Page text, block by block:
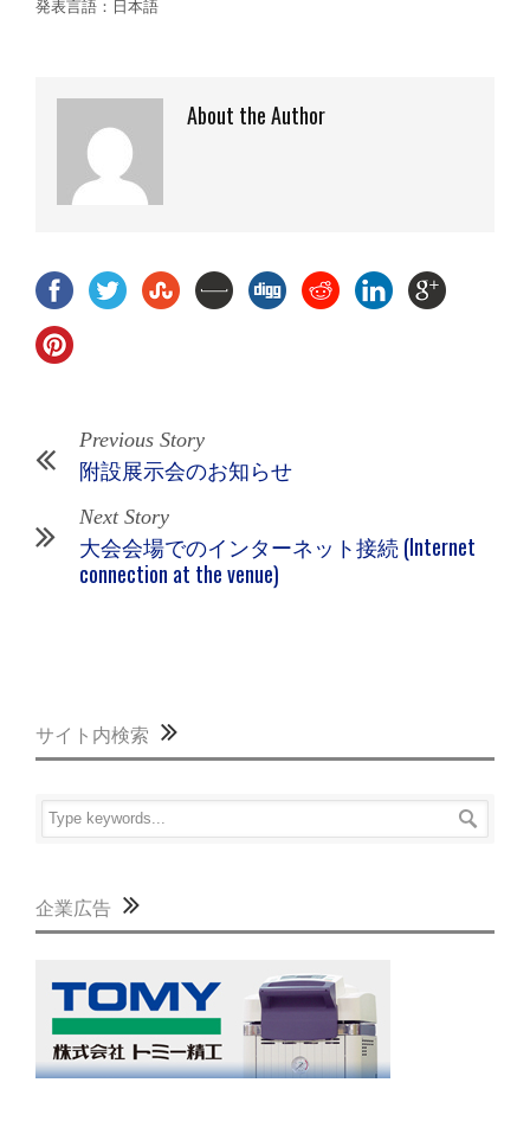
発表言語：日本語
About the Author
Previous Story
附設展示会のお知らせ
Next Story
大会会場でのインターネット接続 (Internet
connection at the venue)
サイト内検索
企業広告